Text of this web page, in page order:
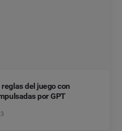
del juego con
por GPT